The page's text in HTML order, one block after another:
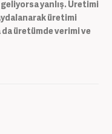
yanlış. Üretimi
üretimi
da üretümde verimi ve